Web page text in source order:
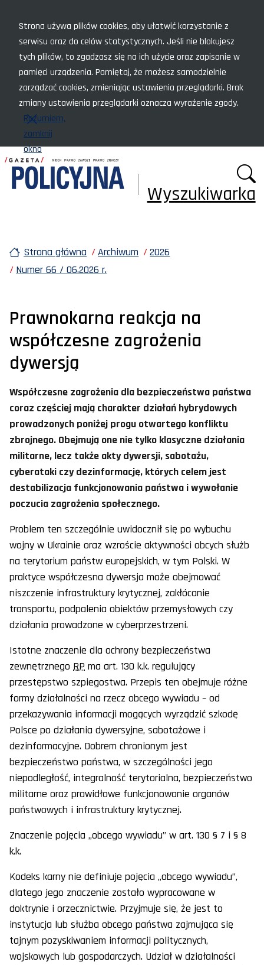
Strona używa plików cookies, aby ułatwić korzystanie z
serwisu oraz do celów statystycznych. Jeśli nie blokujesz
tych plików, to zgadzasz się na ich użycie oraz zapisanie w
pamięci urządzenia. Pamiętaj, że możesz samodzielnie
zarządzać cookies, zmieniając ustawienia przeglądarki. Brak
zmiany ustawienia przeglądarki oznacza wyrażenie zgody.
Rozumiem,
zamknij
okno
Wyszukiwarka
Strona główna Archiwum
2026
Numer 66 / 06.2026 r.
Prawnokarna reakcja na
współczesne zagrożenia
dywersją
Współczesne zagrożenia dla bezpieczeństwa państwa
coraz częściej mają charakter działań hybrydowych
prowadzonych poniżej progu otwartego konfliktu
zbrojnego. Obejmują one nie tylko klasyczne działania
militarne, lecz także akty dywersji, sabotażu,
cyberataki czy dezinformację, których celem jest
destabilizacja funkcjonowania państwa i wywołanie
poczucia zagrożenia społecznego.
Problem ten szczególnie uwidocznił się po wybuchu
wojny w Ukrainie oraz wzroście aktywności obcych służb
na terytorium państw europejskich, w tym Polski. W
praktyce współczesna dywersja może obejmować
niszczenie infrastruktury krytycznej, zakłócanie
transportu, podpalenia obiektów przemysłowych czy
działania prowadzone w cyberprzestrzeni.
Istotne znaczenie dla ochrony bezpieczeństwa
zewnętrznego RP ma art. 130 k.k. regulujący
przestępstwo szpiegostwa. Przepis ten obejmuje różne
formy działalności na rzecz obcego wywiadu – od
przekazywania informacji mogących wyrządzić szkodę
Polsce po działania dywersyjne, sabotażowe i
dezinformacyjne. Dobrem chronionym jest
bezpieczeństwo państwa, w szczególności jego
niepodległość, integralność terytorialna, bezpieczeństwo
militarne oraz prawidłowe funkcjonowanie organów
państwowych i infrastruktury krytycznej.
Znaczenie pojęcia „obcego wywiadu” w art. 130 § 7 i § 8
k.k.
Kodeks karny nie definiuje pojęcia „obcego wywiadu”,
dlatego jego znaczenie zostało wypracowane w
doktrynie i orzecznictwie. Przyjmuje się, że jest to
instytucja lub służba obcego państwa zajmująca się
tajnym pozyskiwaniem informacji politycznych,
wojskowych lub gospodarczych. Udział w działalności